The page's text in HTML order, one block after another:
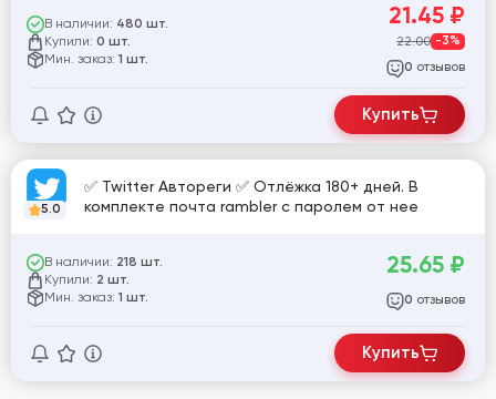
В наличии: 480 шт.
Купили: 0 шт.
Мин. заказ: 1 шт.
21.45 ₽
22.00 -3%
0 отзывов
Купить
5.0
✅ Twitter Автореги ✅ Отлёжка 180+ дней. В
комплекте почта rambler с паролем от нее
В наличии: 218 шт.
Купили: 2 шт.
Мин. заказ: 1 шт.
25.65 ₽
0 отзывов
Купить